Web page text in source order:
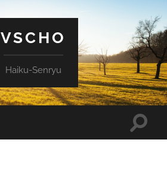
VSCHO
Haiku-Senryu